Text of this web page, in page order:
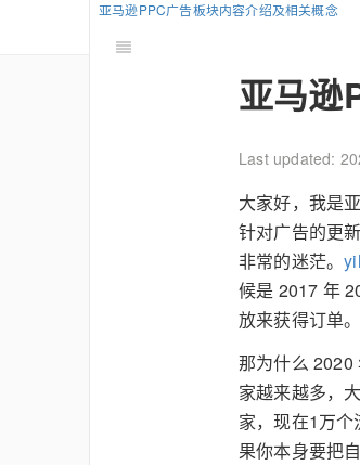
亚马逊PPC广告板块内容介绍及相关概念
亚马逊
Last updated:
大家好，我是
针对广告的更
非常的迷茫。
候是 2017 年
放来获得订单。
那为什么 2020
家越来越多，
家，现在1万
果你本身要把